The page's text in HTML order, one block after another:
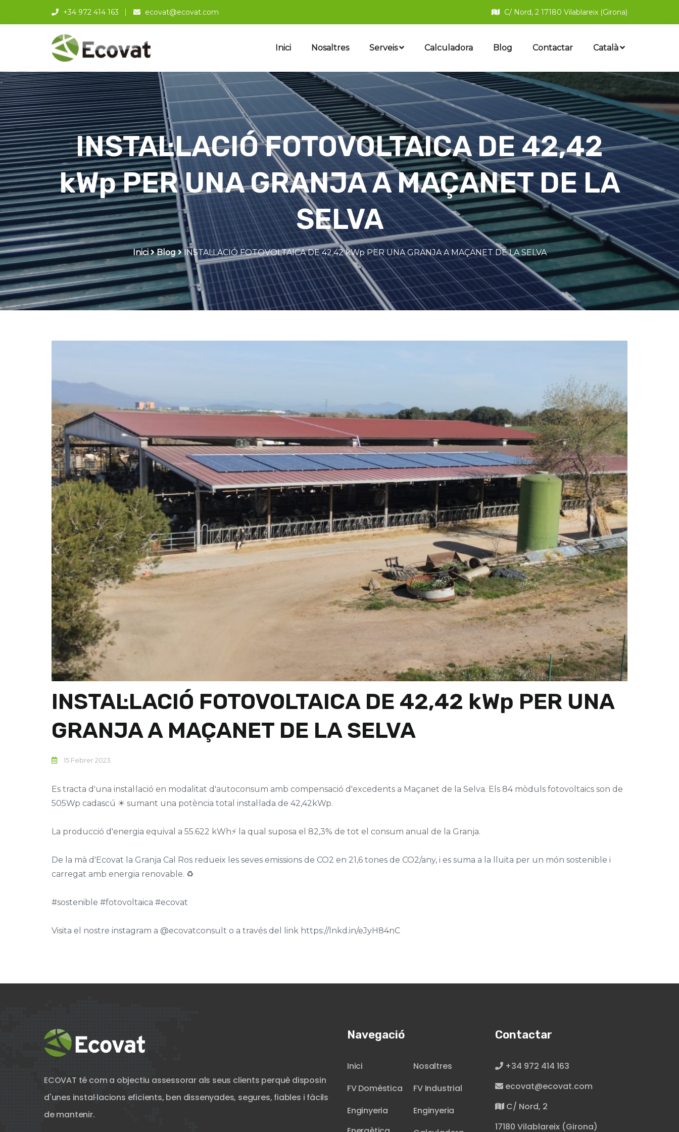
+34 972 414 163 ecovat@ecovat.com C/ Nord, 2 17180 Vilablareix (Girona)
Inici Nosaltres Serveis Calculadora Blog Contactar Català
INSTAL·LACIÓ FOTOVOLTAICA DE 42,42
kWp PER UNA GRANJA A MAÇANET DE LA
SELVA
Inici Blog INSTAL·LACIÓ FOTOVOLTAICA DE 42,42 kWp PER UNA GRANJA A MAÇANET DE LA SELVA
INSTAL·LACIÓ FOTOVOLTAICA DE 42,42 kWp PER UNA
GRANJA A MAÇANET DE LA SELVA
15 Febrer 2023
Es tracta d'una instal·lació en modalitat d'autoconsum amb compensació d'excedents a Maçanet de la Selva. Els 84 mòduls fotovoltaics son de
505Wp cadascú ☀ sumant una potència total instal·lada de 42,42kWp.
La producció d'energia equival a 55.622 kWh⚡ la qual suposa el 82,3% de tot el consum anual de la Granja.
De la mà d'Ecovat la Granja Cal Ros redueix les seves emissions de CO2 en 21,6 tones de CO2/any, i es suma a la lluita per un món sostenible i
carregat amb energia renovable. ♻
#sostenible #fotovoltaica #ecovat
Visita el nostre instagram a @ecovatconsult o a través del link https://lnkd.in/eJyH84nC
ECOVAT té com a objectiu assessorar als seus clients perquè disposin
d'unes instal·lacions eficients, ben dissenyades, segures, fiables i fàcils
de mantenir.
Navegació
Inici
Nosaltres
FV Domèstica
FV Industrial
Enginyeria
Enginyeria
Contactar
+34 972 414 163
ecovat@ecovat.com
C/ Nord, 2
17180 Vilablareix (Girona)